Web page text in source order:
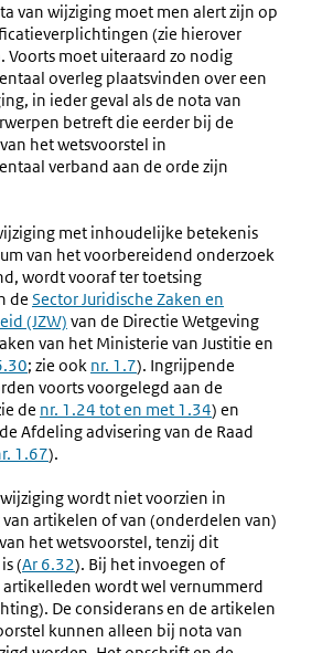
van wijziging moet men alert zijn op
(zie hierover
Voorts moet uiteraard zo nodig
overleg plaatsvinden over een
in ieder geval als de nota van
betreft die eerder bij de
het wetsvoorstel in
verband aan de orde zijn
met inhoudelijke betekenis
van het voorbereidend onderzoek
wordt vooraf ter toetsing
de Sector Juridische Zaken en
(JZW) van de Directie Wetgeving
van het Ministerie van Justitie en
; zie ook nr. 1.7). Ingrijpende
voorts voorgelegd aan de
de nr. 1.24 tot en met 1.34) en
Afdeling advisering van de Raad
1.67).
wordt niet voorzien in
artikelen of van (onderdelen van)
het wetsvoorstel, tenzij dit
(Ar 6.32). Bij het invoegen of
artikelleden wordt wel vernummerd
De considerans en de artikelen
kunnen alleen bij nota van